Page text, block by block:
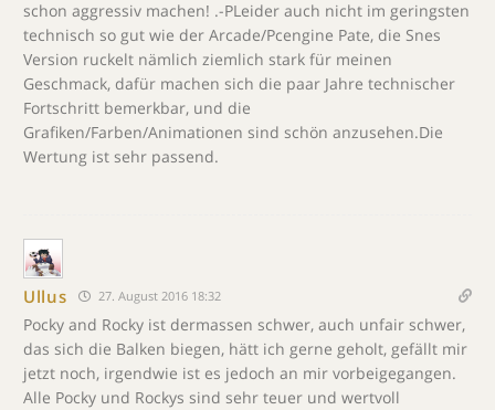
schon aggressiv machen! .-PLeider auch nicht im geringsten
technisch so gut wie der Arcade/Pcengine Pate, die Snes
Version ruckelt nämlich ziemlich stark für meinen
Geschmack, dafür machen sich die paar Jahre technischer
Fortschritt bemerkbar, und die
Grafiken/Farben/Animationen sind schön anzusehen.Die
Wertung ist sehr passend.
Ullus 27. August 2016 18:32
Pocky and Rocky ist dermassen schwer, auch unfair schwer,
das sich die Balken biegen, hätt ich gerne geholt, gefällt mir
jetzt noch, irgendwie ist es jedoch an mir vorbeigegangen.
Alle Pocky und Rockys sind sehr teuer und wertvoll